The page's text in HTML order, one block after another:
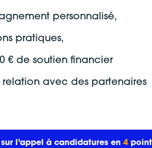
personnalisé,
pratiques,
€ de soutien financier
relation avec des partenaires
l’appel à candidatures en4